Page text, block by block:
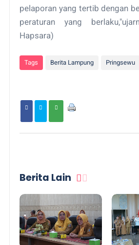
pelaporan yang tertib dengan
peraturan yang
Hapsara)
Tags Berita Lampung Pringsewu
Berita Lain